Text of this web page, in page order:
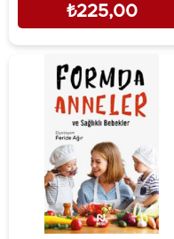
₺225,00